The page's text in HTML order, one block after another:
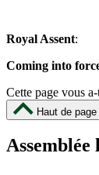
Royal Assent:
Coming into
Cette page vous
Haut de page